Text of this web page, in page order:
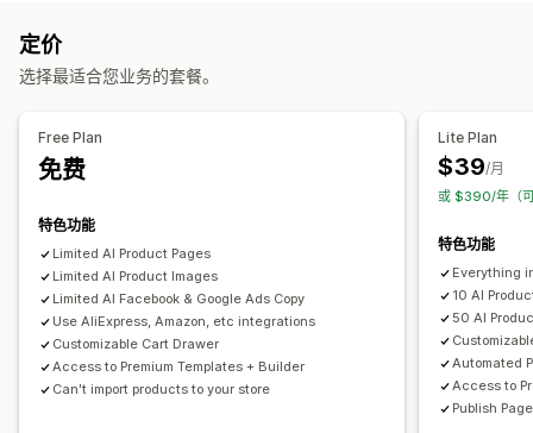
购物车页面
模板分区 自定义页面
编辑器工具
全球分区
自动适应移动设备
延迟加载
定价
选择最适合您业务的套餐。
Free Plan
免费
特色功能
Limited Al Product Pages
Limited AI Product Images
Limited AI Facebook & Google Ads Copy
Use AliExpress, Amazon, etc integrations
Customizable Cart Drawer
Access to Premium Templates + Builder
Can't import products to your store
Lite Plan
$39/月
或 $390/年（
特色功能
Everything
10 Al
50 AI
Automated
Access to
Publish